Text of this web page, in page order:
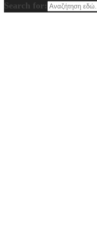
Search for: